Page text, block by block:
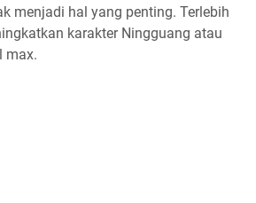
menjadi hal yang penting. Terlebih
karakter Ningguang atau
max.